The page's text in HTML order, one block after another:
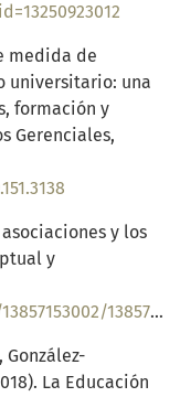
medida de
universitario: una
formación y
Gerenciales,
asociaciones y los
y
13857153002.pdf
González-
La Educación